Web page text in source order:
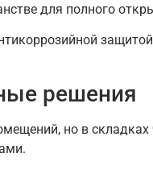
для полного
решения
но в